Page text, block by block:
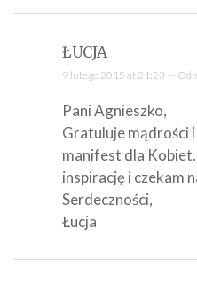
ŁUCJA
9 lutego 2015 at 21:23 —
Pani Agnieszko,
Gratuluje mądrości
manifest dla
inspirację i czekam
Serdeczności,
Łucja